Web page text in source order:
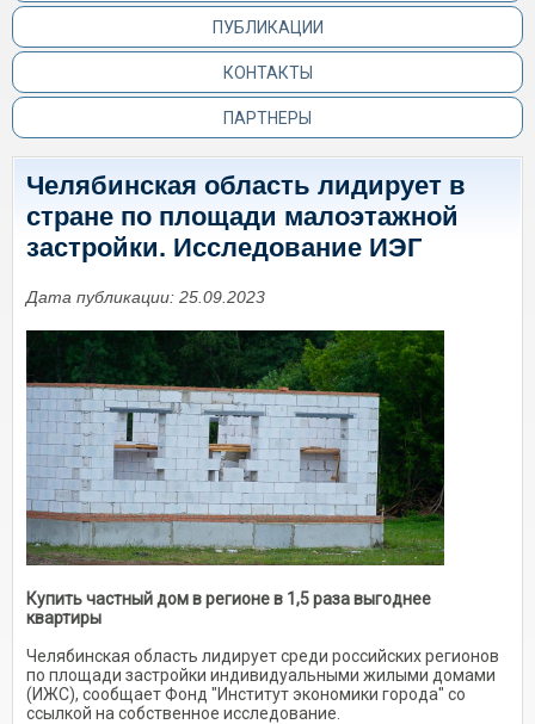
ПУБЛИКАЦИИ
КОНТАКТЫ
ПАРТНЕРЫ
Челябинская область лидирует в
стране по площади малоэтажной
застройки. Исследование ИЭГ
Дата публикации: 25.09.2023
Купить частный дом в регионе в 1,5 раза выгоднее
квартиры
Челябинская область лидирует среди российских регионов
по площади застройки индивидуальными жилыми домами
(ИЖС), сообщает Фонд "Институт экономики города" со
ссылкой на собственное исследование.